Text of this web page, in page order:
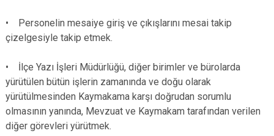
• Personelin mesaiye giriş ve çıkışlarını mesai takip
çizelgesiyle takip etmek.
• İlçe Yazı İşleri Müdürlüğü, diğer birimler ve bürolarda
yürütülen bütün işlerin zamanında ve doğu olarak
yürütülmesinden Kaymakama karşı doğrudan sorumlu
olmasının yanında, Mevzuat ve Kaymakam tarafından verilen
diğer görevleri yürütmek.